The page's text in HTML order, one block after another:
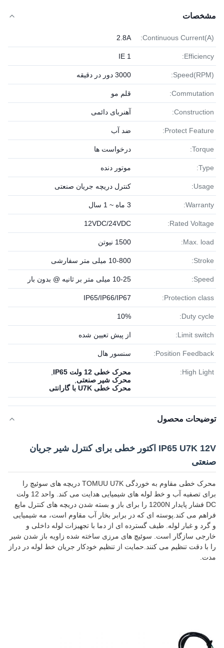
مشخصات
Continuous Current(A):
2.8A
Efficiency:
IE 1
Speed(RPM): 3000 دور در دقیقه
Commutation: قلم مو
Construction: آهنربای دائمی
Protect Feature: ضد آب
Torque: درخواست ها
Type: موتور دنده
Usage: کنترل دریچه جریان صنعتی
Warranty: 3 ماه ~ 1 سال
Rated Voltage:
12VDC/24VDC
Max. load: 1500 نیوتن
Stroke: 10-800 میلی متر سفارشی
Speed: 10-25 میلی متر بر ثانیه @ بدون بار
Protection class:
IP65/IP66/IP67
Duty cycle:
10%
Limit switch: از پیش تعیین شده
Position Feedback: سنسور هال
High Light: محرک خطی 12 ولت IP65
محرک شیر صنعتی
محرک خطی U7K با گارانتی
توضیحات محصول
IP65 U7K 12V اکتور خطی برای کنترل شیر جریان
صنعتی
محرک خطی مقاوم به خوردگی TOMUU U7K دریچه های سوئیچ را
برای تصفیه آب و خط لوله های شیمیایی هدایت می کند. واحد 12 ولت
DC فشار پایدار 1200N را برای باز و بسته شدن دریچه های کنترل مایع
فراهم می کند.پوسته ای که در برابر بخار آب مقاوم است، مه شیمیایی
و گرد و غبار لوله. طیف گسترده ای از دما با تجهیزات لوله داخلی و
خارجی سازگار است. سوئیچ های مرزی ساخته شده زاویه باز شدن شیر
را با دقت تنظیم می کنند.حمایت از تنظیم خودکار جریان خط لوله در دراز
مدت.